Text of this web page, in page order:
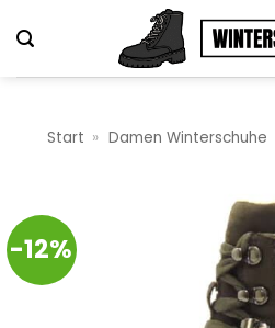
Inhalt
springen
Start » Damen Winterschuhe
-12%